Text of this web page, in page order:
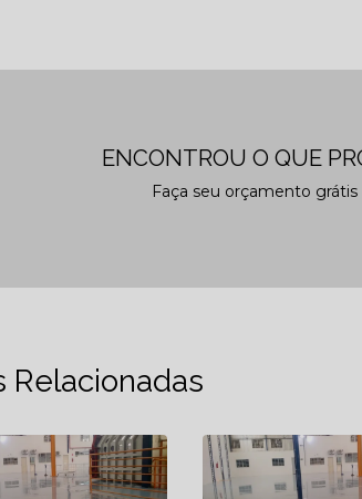
ENCONTROU O QUE
Faça seu orçamento
Relacionadas